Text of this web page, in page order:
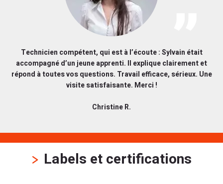
Technicien compétent, qui est à l’écoute : Sylvain était
accompagné d’un jeune apprenti. Il explique clairement et
répond à toutes vos questions. Travail efficace, sérieux. Une
visite satisfaisante. Merci !
Christine R.
Labels et certifications